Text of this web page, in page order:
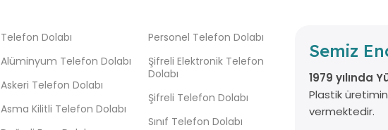
Telefon Dolabı
Alüminyum Telefon Dolabı
Askeri Telefon Dolabı
Asma Kilitli Telefon Dolabı
Personel Telefon Dolabı
Şifreli Elektronik Telefon
Dolabı
Şifreli Telefon Dolabı
Sınıf Telefon Dolabı
Semiz
1979 yılında
Plastik
vermektedir.